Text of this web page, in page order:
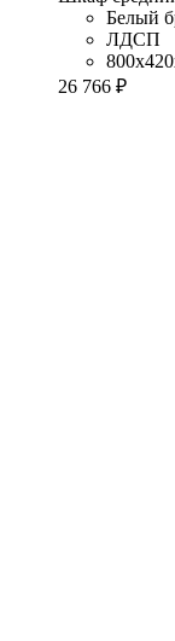
Белый
ЛДСП
26 766 ₽